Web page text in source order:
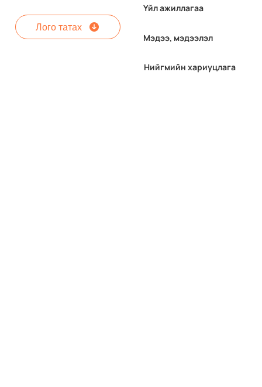
Лого татах
Үйл ажиллагаа
Мэдээ, мэдээлэл
Нийгмийн хариуцлага